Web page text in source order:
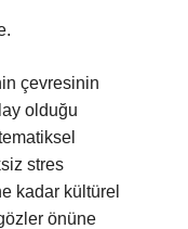
çevresinin
olduğu
stres
kadar kültürel
önüne